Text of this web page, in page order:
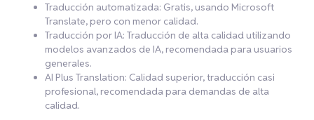
Traducción automatizada: Gratis, usando Microsoft
Translate, pero con menor calidad.
Traducción por IA: Traducción de alta calidad utilizando
modelos avanzados de IA, recomendada para usuarios
generales.
AI Plus Translation: Calidad superior, traducción casi
profesional, recomendada para demandas de alta
calidad.